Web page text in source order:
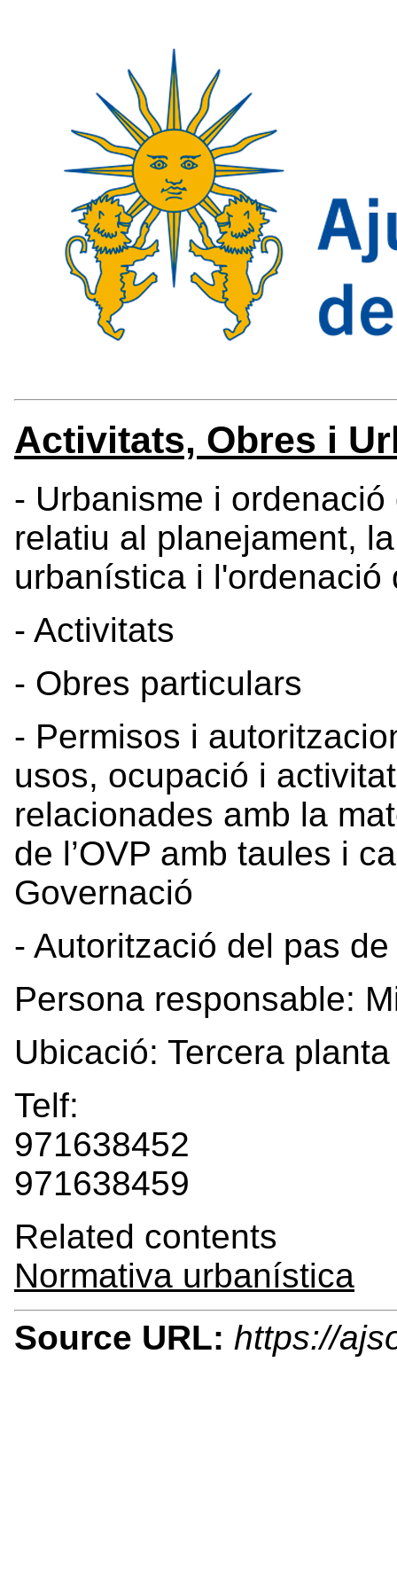
Activitats, Obres i
- Urbanisme i
relatiu al planejament,
urbanística i l'ordenació
- Activitats
- Obres particulars
- Permisos i
usos, ocupació i
relacionades amb la
de l’OVP amb taules i
Governació
- Autorització del pas
Persona responsable:
Ubicació: Tercera planta
Telf:
971638452
971638459
Related contents
Normativa urbanística
Source URL: https://